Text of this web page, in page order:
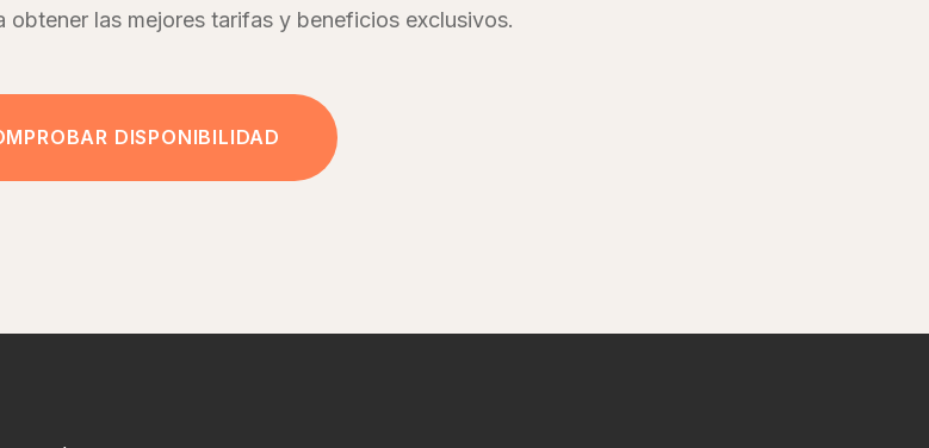
obtener las mejores tarifas y beneficios exclusivos.
DISPONIBILIDAD